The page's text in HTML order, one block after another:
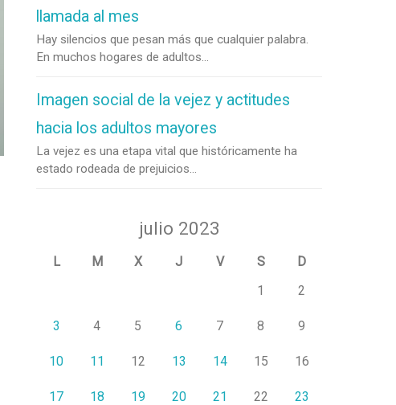
llamada al mes
Hay silencios que pesan más que cualquier palabra.
En muchos hogares de adultos...
Imagen social de la vejez y actitudes
hacia los adultos mayores
La vejez es una etapa vital que históricamente ha
estado rodeada de prejuicios...
julio 2023
L M X J V S
D
1
2
3 4 5 6 7 8 9
10 11 12 13 14 15 16
17 18 19 20 21 22 23